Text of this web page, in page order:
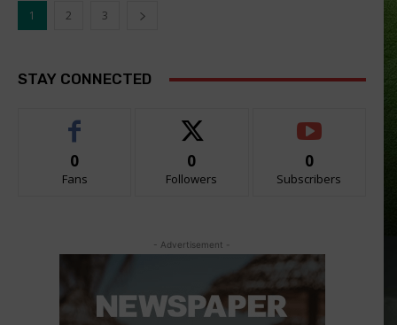
1 2 3
STAY CONNECTED
0
Fans
0
Followers
0
Subscribers
- Advertisement -